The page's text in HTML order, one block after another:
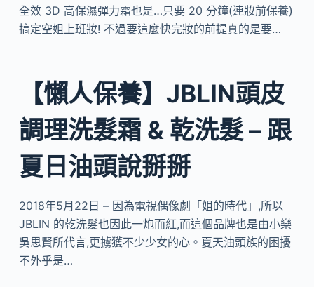
全效 3D 高保濕彈力霜也是…只要 20 分鐘(連妝前保養)
搞定空姐上班妝! 不過要這麼快完妝的前提真的是要…
【懶人保養】JBLIN頭皮
調理洗髮霜 & 乾洗髮 – 跟
夏日油頭說掰掰
2018年5月22日 – 因為電視偶像劇「姐的時代」,所以
JBLIN 的乾洗髮也因此一炮而紅,而這個品牌也是由小樂
吳思賢所代言,更擄獲不少少女的心。夏天油頭族的困擾
不外乎是…